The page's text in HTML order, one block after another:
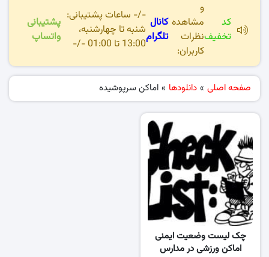
کد
تخفیف
و
مشاهده
نظرات
کاربران:
کانال
تلگرام
-/- ساعات پشتیبانی:
شنبه تا چهارشنبه،
13:00 تا 01:00 -/-
پشتیبانی
واتساپ
صفحه اصلی » دانلودها » اماکن سرپوشیده
چک لیست وضعیت ایمنی
اماکن ورزشی در مدارس